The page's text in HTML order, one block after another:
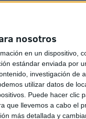
nosotros
en un dispositivo,
estándar enviada por
investigación de
utilizar datos de
Puede hacer clic
que llevemos a cabo el
más detallada y
de la
moneda